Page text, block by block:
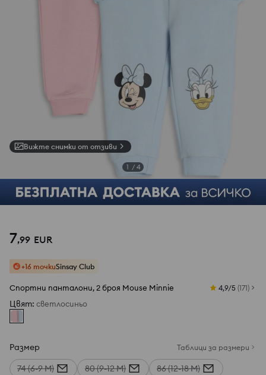
Вижте снимки от отзиви
1 / 4
7,99 EUR
+16 точкиSinsay Club
Спортни панталони, 2 броя Mouse Minnie 4,9/5 (171)
Цвят: светлосиньо
Размер Таблици за размери
74 (6-9 М) 80 (9-12 М)
86 (12-18 М)